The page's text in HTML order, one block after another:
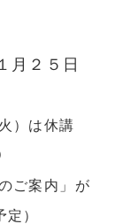
月２５日
）は休講
ご案内」が
）